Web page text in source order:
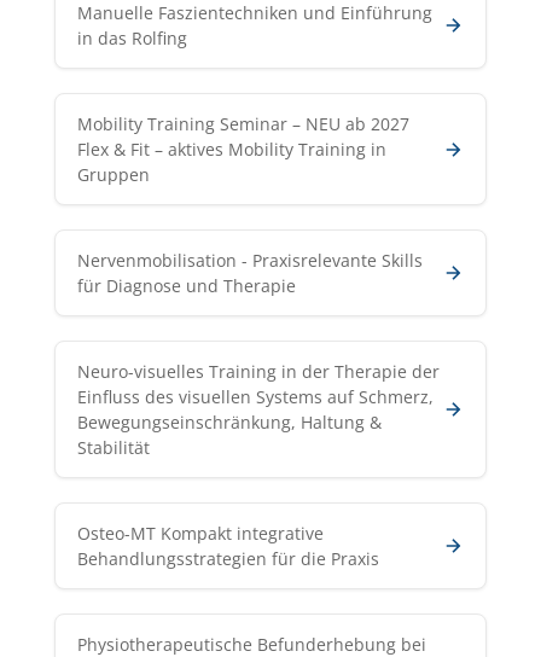
Manuelle Faszientechniken und Einführung
in das Rolfing
Mobility Training Seminar – NEU ab 2027
Flex & Fit – aktives Mobility Training in
Gruppen
Nervenmobilisation - Praxisrelevante Skills
für Diagnose und Therapie
Neuro-visuelles Training in der Therapie der
Einfluss des visuellen Systems auf Schmerz,
Bewegungseinschränkung, Haltung &
Stabilität
Osteo-MT Kompakt integrative
Behandlungsstrategien für die Praxis
Physiotherapeutische Befunderhebung bei